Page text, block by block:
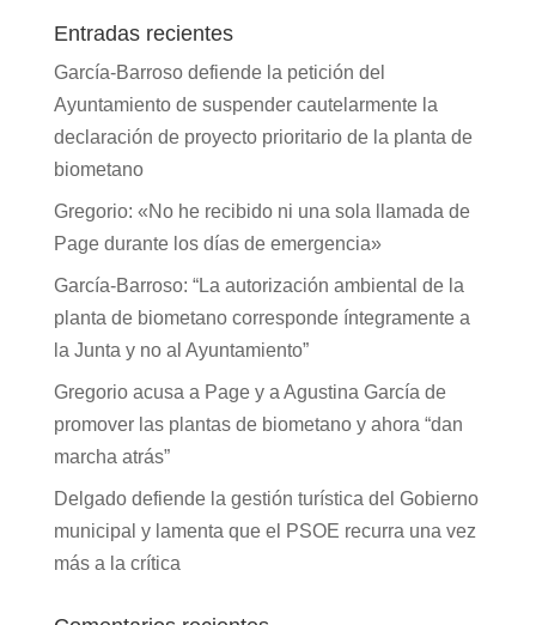
Entradas recientes
García-Barroso defiende la petición del
Ayuntamiento de suspender cautelarmente la
declaración de proyecto prioritario de la planta de
biometano
Gregorio: «No he recibido ni una sola llamada de
Page durante los días de emergencia»
García-Barroso: “La autorización ambiental de la
planta de biometano corresponde íntegramente a
la Junta y no al Ayuntamiento”
Gregorio acusa a Page y a Agustina García de
promover las plantas de biometano y ahora “dan
marcha atrás”
Delgado defiende la gestión turística del Gobierno
municipal y lamenta que el PSOE recurra una vez
más a la crítica